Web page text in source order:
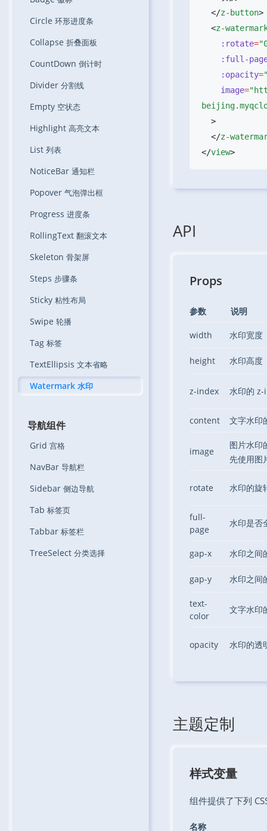
Circle 环形进度条
Collapse 折叠面板
CountDown 倒计时
Divider 分割线
Empty 空状态
Highlight 高亮文本
List 列表
NoticeBar 通知栏
Popover 气泡弹出框
Progress 进度条
RollingText 翻滚文本
Skeleton 骨架屏
Steps 步骤条
Sticky 粘性布局
Swipe 轮播
Tag 标签
TextEllipsis 文本省略
Watermark 水印
导航组件
Grid 宫格
NavBar 导航栏
Sidebar 侧边导航
Tab 标签页
Tabbar 标签栏
TreeSelect 分类选择
  </
z-button
  <
    :rotate
=
:full-
    :opacity
=
    image
=
  </
z-
</view
API
Props
参数 说明
width 水印宽度
height 水印高度
z-index 水印的
content 文字水印
image
图片水印
先使用图
rotate 水印的旋
full-
page
水印是否
gap-x 水印之间
gap-y 水印之间
text-
color
文字水印
opacity 水印的透
主题定制
样式变量
组件提供了下列
名称